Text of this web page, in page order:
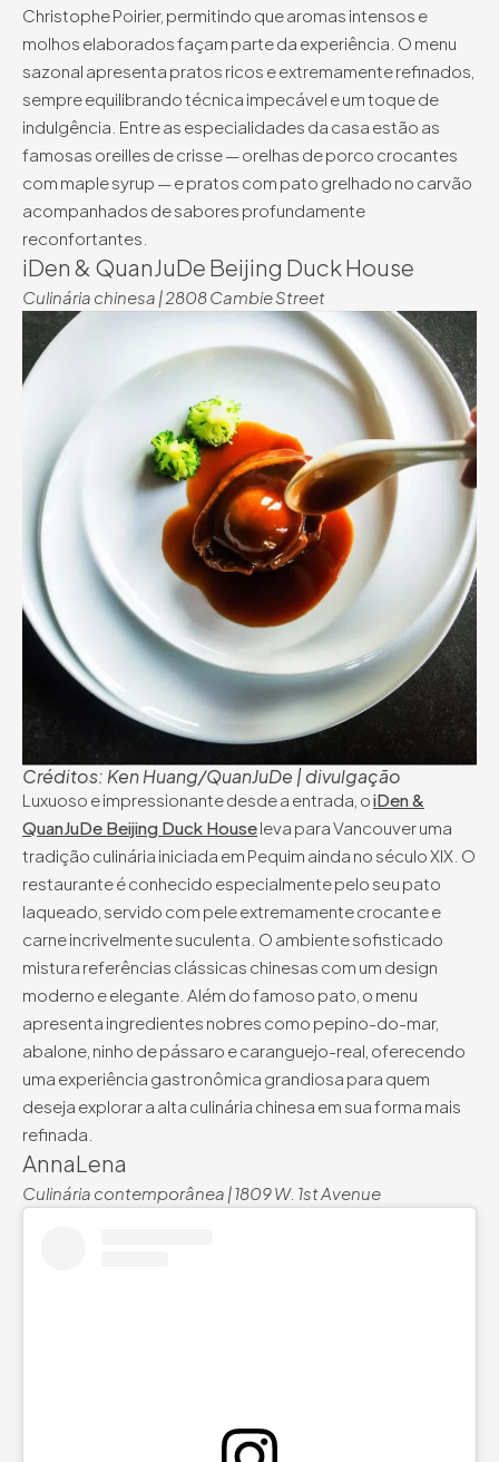
Christophe Poirier, permitindo que aromas intensos e
molhos elaborados façam parte da experiência. O menu
sazonal apresenta pratos ricos e extremamente refinados,
sempre equilibrando técnica impecável e um toque de
indulgência. Entre as especialidades da casa estão as
famosas oreilles de crisse — orelhas de porco crocantes
com maple syrup — e pratos com pato grelhado no carvão
acompanhados de sabores profundamente
reconfortantes.
iDen & QuanJuDe Beijing Duck House
Culinária chinesa | 2808 Cambie Street
Créditos: Ken Huang/QuanJuDe | divulgação
Luxuoso e impressionante desde a entrada, oiDen &
QuanJuDe Beijing Duck Houseleva para Vancouver uma
tradição culinária iniciada em Pequim ainda no século XIX. O
restaurante é conhecido especialmente pelo seu pato
laqueado, servido com pele extremamente crocante e
carne incrivelmente suculenta. O ambiente sofisticado
mistura referências clássicas chinesas com um design
moderno e elegante. Além do famoso pato, o menu
apresenta ingredientes nobres como pepino-do-mar,
abalone, ninho de pássaro e caranguejo-real, oferecendo
uma experiência gastronômica grandiosa para quem
deseja explorar a alta culinária chinesa em sua forma mais
refinada.
AnnaLena
Culinária contemporânea | 1809 W. 1st Avenue